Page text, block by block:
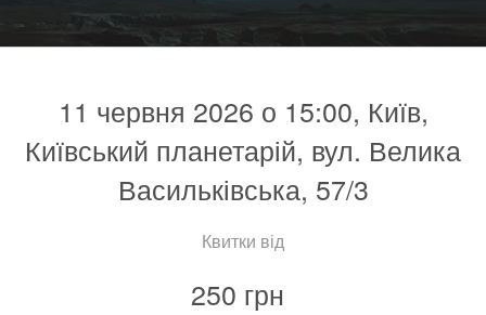
11 червня 2026 о 15:00, Київ,
Київський планетарій, вул. Велика
Васильківська, 57/3
Квитки від
250 грн